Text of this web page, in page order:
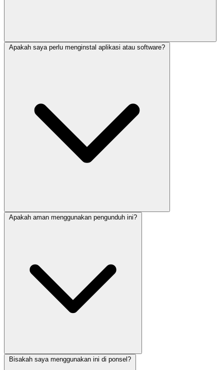
Apakah saya perlu menginstal aplikasi atau software?
Apakah aman menggunakan pengunduh ini?
Bisakah saya menggunakan ini di ponsel?